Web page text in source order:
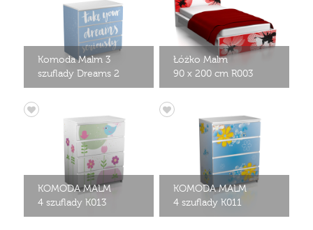
Komoda Malm 3
szuflady Dreams 2
Łóżko Malm
90 x 200 cm R003
KOMODA MALM
4 szuflady K013
KOMODA MALM
4 szuflady K011